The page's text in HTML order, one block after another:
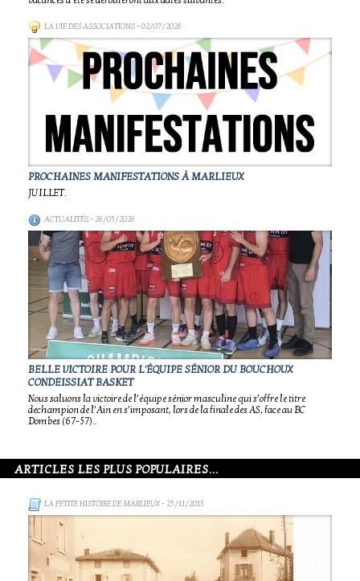
LA VIE DES ASSOCIATIONS- 02/07/2026
PROCHAINES MANIFESTATIONS À MARLIEUX
JUILLET.
ACTUALITÉS- 26/05/2026
BELLE VICTOIRE POUR L'ÉQUIPE SÉNIOR DU BOUCHOUX
CONDEISSIAT BASKET
Nous saluons la victoire de l’équipe sénior masculine qui s’offre le titre
dechampion de l’Ain en s’imposant, lors de la finale des AS, face au BC
Dombes (67-57)..
ARTICLES LES PLUS POPULAIRES...
LA PETITE HISTOIRE DE MARLIEUX- 25/11/2015